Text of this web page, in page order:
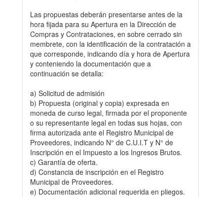
Las propuestas deberán presentarse antes de la
hora fijada para su Apertura en la Dirección de
Compras y Contrataciones, en sobre cerrado sin
membrete, con la identificación de la contratación a
que corresponde, indicando día y hora de Apertura
y conteniendo la documentación que a
continuación se detalla:
a) Solicitud de admisión
b) Propuesta (original y copia) expresada en
moneda de curso legal, firmada por el proponente
o su representante legal en todas sus hojas, con
firma autorizada ante el Registro Municipal de
Proveedores, indicando N° de C.U.I.T y N° de
Inscripción en el Impuesto a los Ingresos Brutos.
c) Garantía de oferta.
d) Constancia de inscripción en el Registro
Municipal de Proveedores.
e) Documentación adicional requerida en pliegos.